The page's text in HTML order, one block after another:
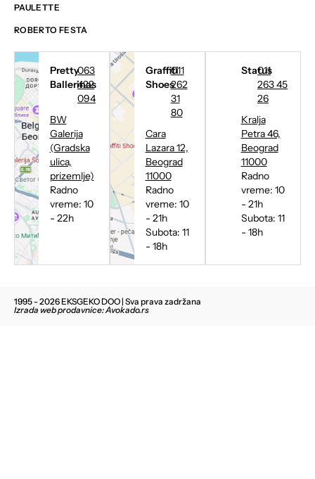
PAULETTE
ROBERTO FESTA
Pretty
Ballerinas
063
422
094
BW
Galerija
(Gradska
ulica,
prizemlje)
Radno
vreme: 10
- 22h
Graffiti
Shoes
011
262
31
80
Cara
Lazara 12,
Beograd
11000
Radno
vreme: 10
- 21h
Subota: 11
- 18h
Status
011
263 45
26
Kralja
Petra 46,
Beograd
11000
Radno
vreme: 10
- 21h
Subota: 11
- 18h
1995 - 2026 EKSGEKO DOO | Sva prava zadržana
Izrada web prodavnice: Avokado.rs